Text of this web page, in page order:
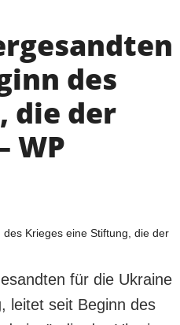
ZUSÄTZLICH
Veröffentlichungen
Interview
Fotos
Video
des
die der
WP
für die Ukraine
leitet seit Beginn des